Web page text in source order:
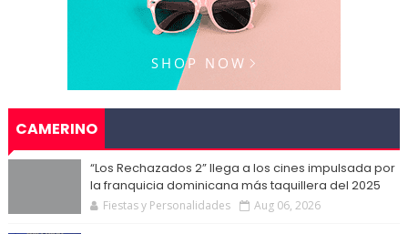
CAMERINO
“Los Rechazados 2” llega a los cines impulsada por
la franquicia dominicana más taquillera del 2025
Fiestas y Personalidades Aug 06, 2026